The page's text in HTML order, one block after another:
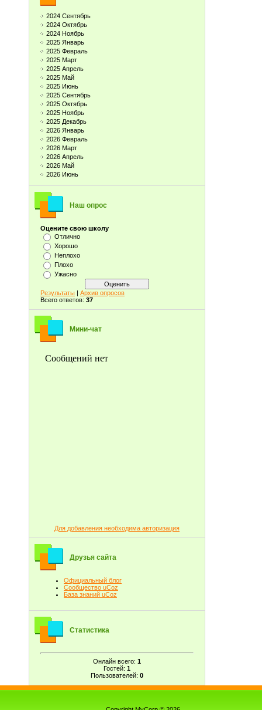
2024 Сентябрь
2024 Октябрь
2024 Ноябрь
2025 Январь
2025 Февраль
2025 Март
2025 Апрель
2025 Май
2025 Июнь
2025 Сентябрь
2025 Октябрь
2025 Ноябрь
2025 Декабрь
2026 Январь
2026 Февраль
2026 Март
2026 Апрель
2026 Май
2026 Июнь
Наш опрос
Оцените свою школу
Отлично
Хорошо
Неплохо
Плохо
Ужасно
Результаты | Архив опросов
Всего ответов: 37
Мини-чат
Для добавления необходима авторизация
Друзья сайта
Официальный блог
Сообщество uCoz
База знаний uCoz
Статистика
Онлайн всего: 1
Гостей: 1
Пользователей: 0